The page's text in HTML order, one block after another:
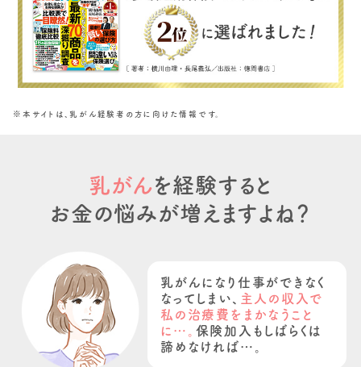
※本サイトは、乳がん経験者の方に向けた情報です​。
乳がんを経験すると
お金の悩みが増えますよね？
乳がんになり仕事ができなく
なってしまい、 主人の収入で
私の治療費をまかなうこと
に…。 保険加入もしばらくは
諦めなければ…。